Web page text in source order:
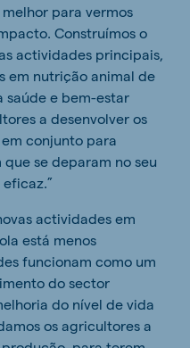
para vermos
Construímos o
actividades principais,
em nutrição animal de
saúde e bem-estar
a desenvolver os
conjunto para
se deparam no seu
actividades em
está menos
funcionam como um
do sector
do nível de vida
os agricultores a